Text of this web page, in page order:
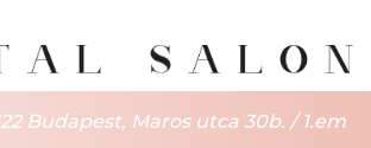
Budapest, Maros utca 30b. / 1.em